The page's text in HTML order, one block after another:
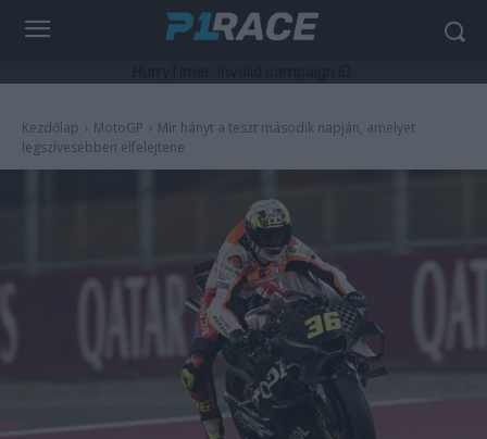
Kezdőlap MotoGP
Mir hányt a teszt második napján, amelyet
legszívesebben elfelejtene